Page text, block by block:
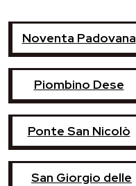
Noventa Padovana
Piombino Dese
Ponte San Nicolò
San Giorgio delle